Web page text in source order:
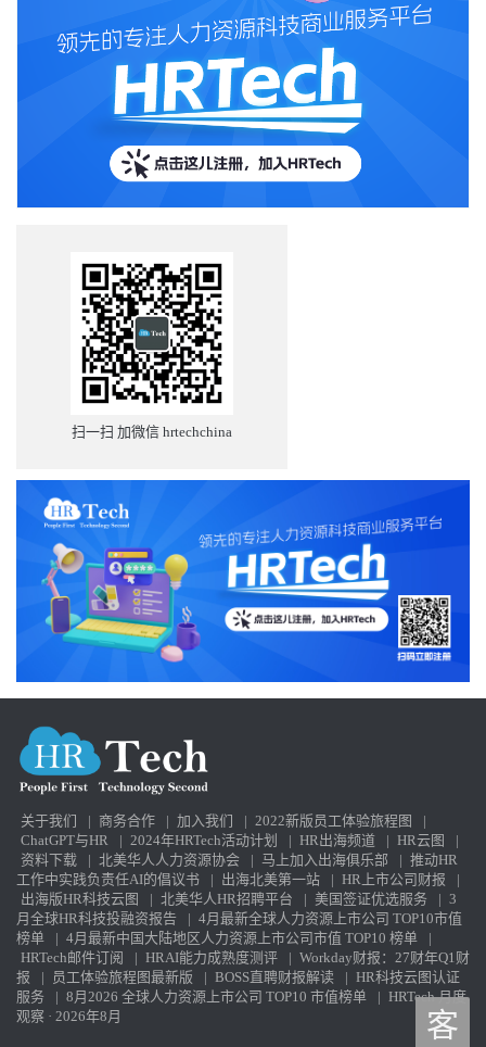
扫一扫 加微信 hrtechchina
关于我们 | 商务合作 | 加入我们 | 2022新版员工体验旅程图
|
ChatGPT与HR
| 2024年HRTech活动计划 | HR出海频道 | HR云图
|
资料下载
| 北美华人人力资源协会 | 马上加入出海俱乐部 | 推动HR
工作中实践负责任AI的倡议书
| 出海北美第一站 | HR上市公司财报
|
出海版HR科技云图
| 北美华人HR招聘平台 | 美国签证优选服务 | 3
月全球HR科技投融资报告
| 4月最新全球人力资源上市公司 TOP10市值
榜单
| 4月最新中国大陆地区人力资源上市公司市值 TOP10 榜单
|
HRTech邮件订阅
| HRAI能力成熟度测评 | Workday财报：27财年Q1财
报
| 员工体验旅程图最新版 | BOSS直聘财报解读 | HR科技云图认证
服务
| 8月2026 全球人力资源上市公司 TOP10 市值榜单 | HRTech 月度
观察 · 2026年8月
客